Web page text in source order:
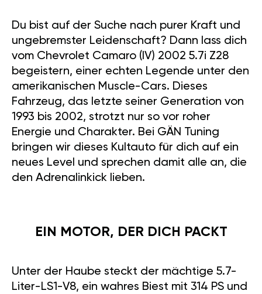
Du bist auf der Suche nach purer Kraft und
ungebremster Leidenschaft? Dann lass dich
vom Chevrolet Camaro (IV) 2002 5.7i Z28
begeistern, einer echten Legende unter den
amerikanischen Muscle-Cars. Dieses
Fahrzeug, das letzte seiner Generation von
1993 bis 2002, strotzt nur so vor roher
Energie und Charakter. Bei GÄN Tuning
bringen wir dieses Kultauto für dich auf ein
neues Level und sprechen damit alle an, die
den Adrenalinkick lieben.
EIN MOTOR, DER DICH PACKT
Unter der Haube steckt der mächtige 5.7-
Liter-LS1-V8, ein wahres Biest mit 314 PS und